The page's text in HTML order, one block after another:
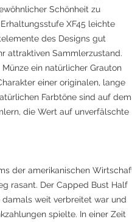
Schönheit zu
XF45 leichte
des Designs gut
attraktiven Sammlerzustand.
ein natürlicher Grauton
einer originalen, lange
Farbtöne sind auf dem
die Wert auf unverfälschte
der amerikanischen
rasant. Der Capped Bust Half
weit verbreitet war und
spielte. In einer Zeit